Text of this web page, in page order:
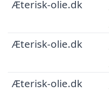
Æterisk-olie.dk
Æterisk-olie.dk
Æterisk-olie.dk